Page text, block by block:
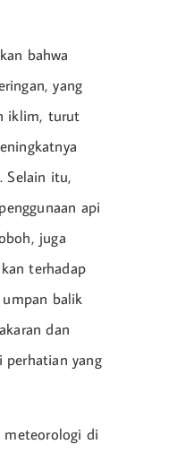
bahwa
yang
iklim, turut
Selain itu,
api
juga
terhadap
balik
dan
perhatian yang
meteorologi di